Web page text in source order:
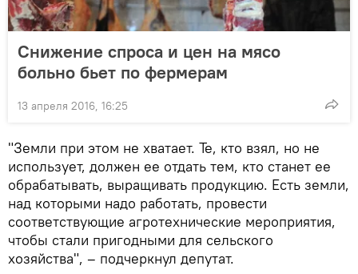
Снижение спроса и цен на мясо
больно бьет по фермерам
13 апреля 2016, 16:25
"Земли при этом не хватает. Те, кто взял, но не
использует, должен ее отдать тем, кто станет ее
обрабатывать, выращивать продукцию. Есть земли,
над которыми надо работать, провести
соответствующие агротехнические мероприятия,
чтобы стали пригодными для сельского
хозяйства", – подчеркнул депутат.